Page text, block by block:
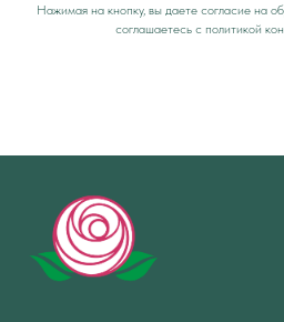
Нажимая на кнопку, вы даете согласие на
соглашаетесь c политикой